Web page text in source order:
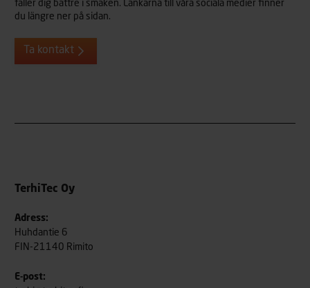
faller dig bättre i smaken. Länkarna till våra sociala medier finner
du längre ner på sidan.
Ta kontakt
TerhiTec Oy
Adress:
Huhdantie 6
FIN-21140 Rimito
E-post: